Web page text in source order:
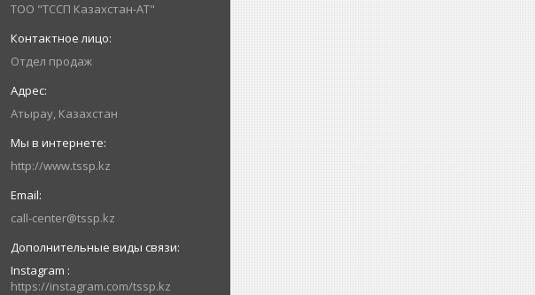
ТОО "ТССП Казахстан-АТ"
Отдел продаж
Атырау, Казахстан
http://www.tssp.kz
call-center@tssp.kz
Instagram
https://instagram.com/tssp.kz